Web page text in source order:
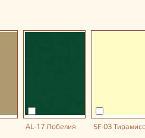
AL-17 Лобелия SF-03